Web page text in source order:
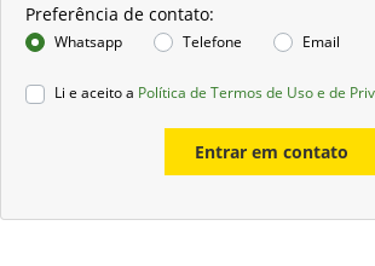
Preferência de contato:
Whatsapp Telefone Email
Li e aceito a Política de Termos de Uso e de
Entrar em contato